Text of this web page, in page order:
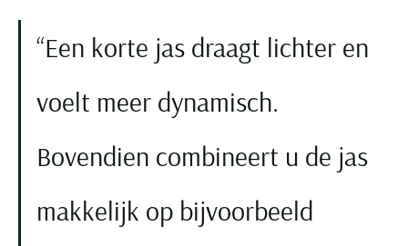
Een korte jas draagt lichter en
voelt meer dynamisch.
Bovendien combineert u de jas
makkelijk op bijvoorbeeld